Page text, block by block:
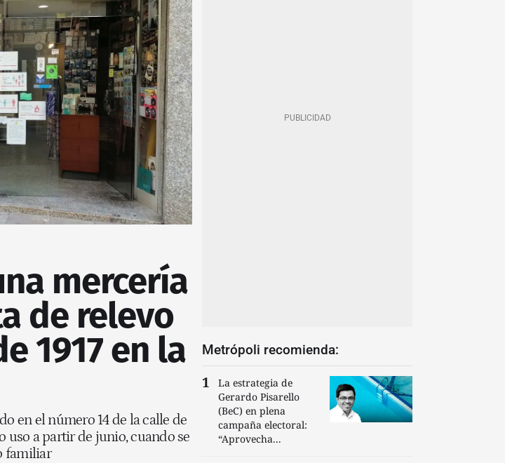
mercería
de relevo
1917 en la
en el número 14 de la calle de
uso a partir de junio, cuando se
familiar
Metrópoli recomienda:
La estrategia de
Gerardo Pisarello
(BeC) en plena
campaña electoral:
“Aprovecha...